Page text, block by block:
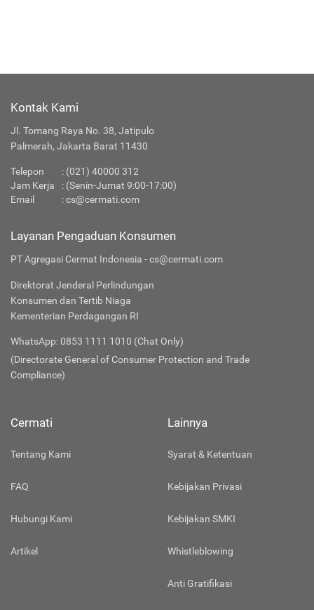
Kontak Kami
Jl. Tomang Raya No. 38, Jatipulo
Palmerah, Jakarta Barat 11430
Telepon : (021) 40000 312
Jam Kerja
: (Senin-Jumat 9:00-17:00)
Email
:cs@cermati.com
Layanan Pengaduan Konsumen
PT Agregasi Cermat Indonesia - cs@cermati.com
Direktorat Jenderal Perlindungan
Konsumen dan Tertib Niaga
Kementerian Perdagangan RI
WhatsApp: 0853 1111 1010 (Chat Only)
(Directorate General of Consumer Protection and Trade
Compliance)
Cermati
Tentang Kami
FAQ
Hubungi Kami
Artikel
Lainnya
Syarat & Ketentuan
Kebijakan Privasi
Kebijakan SMKI
Whistleblowing
Anti Gratifikasi